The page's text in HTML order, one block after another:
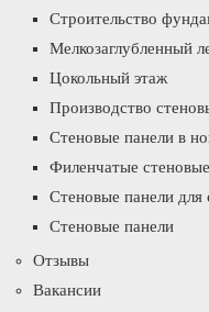
Строительство
Мелкозаглубленный
Цокольный этаж
Производство
Стеновые панели в
Филенчатые
Стеновые панели для
Стеновые панели
Отзывы
Вакансии